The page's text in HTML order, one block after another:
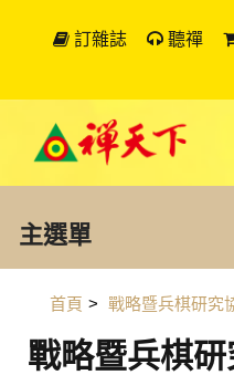
訂雜誌 聽禪
主選單
首頁 > 戰略暨兵棋研究
戰略暨兵棋